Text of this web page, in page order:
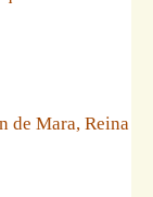
de Mara, Reina